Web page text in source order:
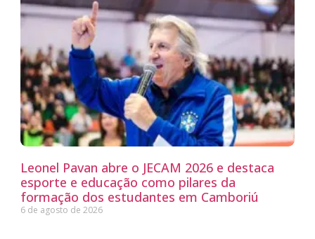
Leonel Pavan abre o JECAM 2026 e destaca
esporte e educação como pilares da
formação dos estudantes em Camboriú
6 de agosto de 2026